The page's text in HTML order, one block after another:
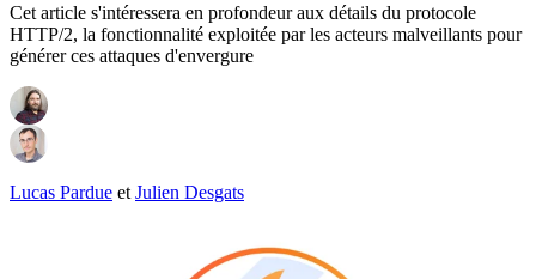
Cet article s'intéressera en profondeur aux détails du protocole
HTTP/2, la fonctionnalité exploitée par les acteurs malveillants pour
générer ces attaques d'envergure
Lucas Pardue et Julien Desgats